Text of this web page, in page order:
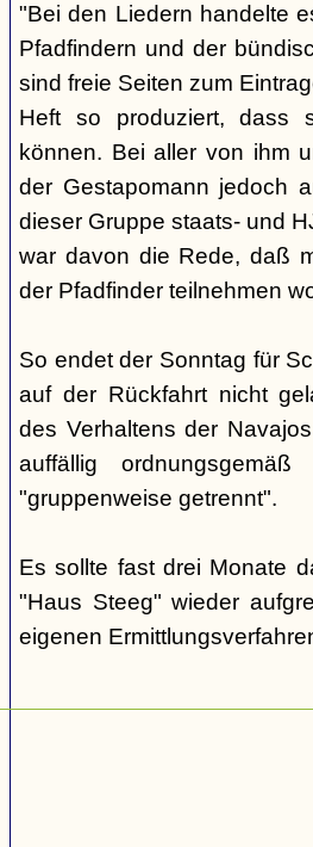
"Bei den Liedern handelte
Pfadfindern und der
sind freie Seiten zum
Heft so produziert, dass
können. Bei aller von ihm
der Gestapomann jedoch
dieser Gruppe staats- und
war davon die Rede, daß
der Pfadfinder teilnehmen
So endet der Sonntag für
auf der Rückfahrt nicht
des Verhaltens der
auffällig
"gruppenweise getrennt".
Es sollte fast drei Monate
"Haus Steeg" wieder
eigenen